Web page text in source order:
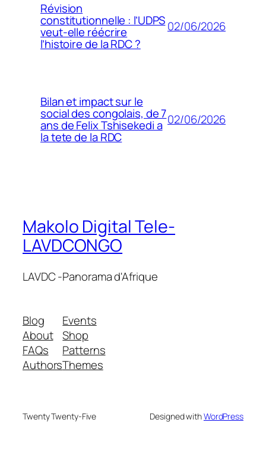
Révision
constitutionnelle : l’UDPS
veut-elle réécrire
l’histoire de la RDC ?
02/06/2026
Bilan et impact sur le
social des congolais, de 7
ans de Felix Tshisekedi a
la tete de la RDC
02/06/2026
Makolo Digital Tele-
LAVDCONGO
LAVDC -Panorama d'Afrique
Blog
About
FAQs
Authors
Events
Shop
Patterns
Themes
Twenty Twenty-Five Designed withWordPress